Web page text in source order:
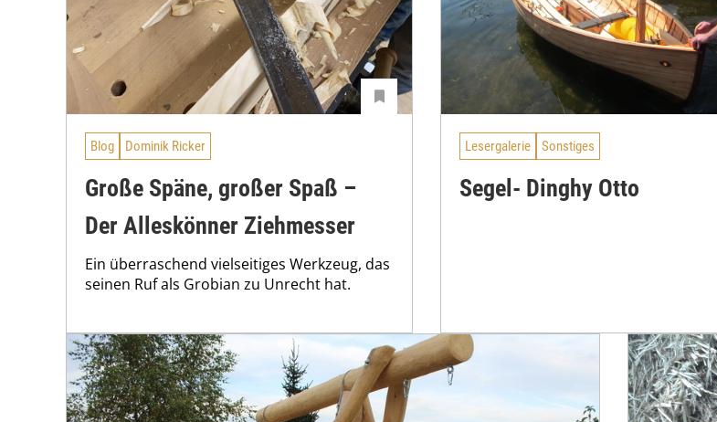
Blog Dominik Ricker
Große Späne, großer Spaß –
Der Alleskönner Ziehmesser
Ein überraschend vielseitiges Werkzeug, das
seinen Ruf als Grobian zu Unrecht hat.
Lesergalerie Sonstiges
Segel- Dinghy Otto